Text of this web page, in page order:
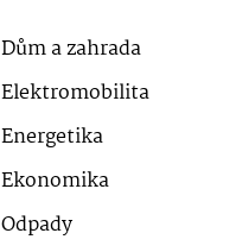
Dům a zahrada
Elektromobilita
Energetika
Ekonomika
Odpady